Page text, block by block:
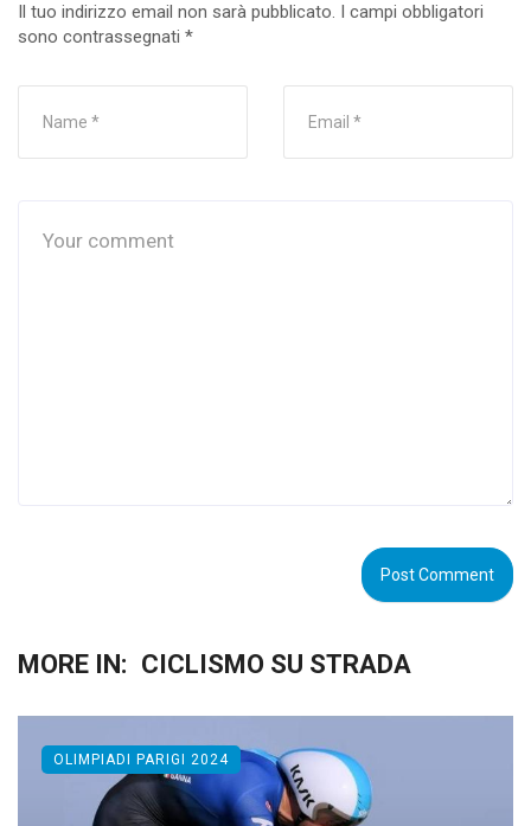
Il tuo indirizzo email non sarà pubblicato. I campi obbligatori
sono contrassegnati *
MORE IN: CICLISMO SU STRADA
OLIMPIADI PARIGI 2024